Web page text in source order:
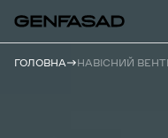
ГОЛОВНА НАВІСНИЙ